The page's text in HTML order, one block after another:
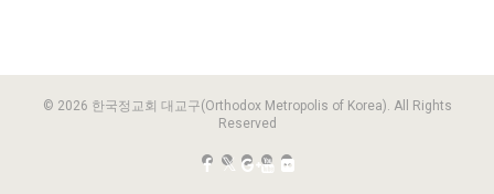
© 2026 한국정교회 대교구(Orthodox Metropolis of Korea). All Rights
Reserved